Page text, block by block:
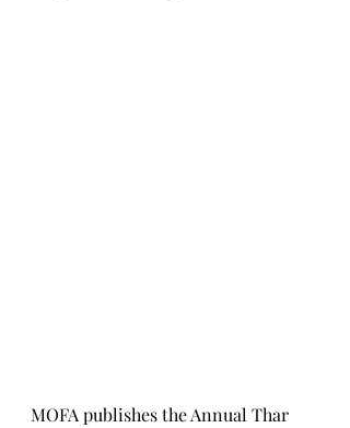
MOFA publishes the Annual Thar